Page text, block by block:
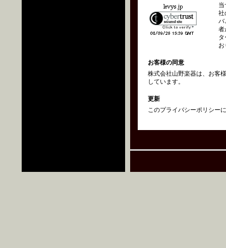
社
バ
者
お客様の同意
株式会社山野楽器は、お客
しています。
更新
このプライバシーポリシー